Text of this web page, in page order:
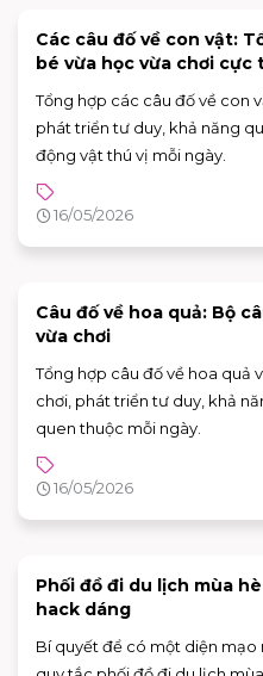
Các câu đố về con vật:
bé vừa học vừa chơi cực
Tổng hợp các câu đố về con
phát triển tư duy, khả năng
động vật thú vị mỗi ngày.
16/05/2026
Câu đố về hoa quả: Bộ
vừa chơi
Tổng hợp câu đố về hoa quả
chơi, phát triển tư duy, khả
quen thuộc mỗi ngày.
16/05/2026
Phối đồ đi du lịch mùa
hack dáng
Bí quyết để có một diện mạo